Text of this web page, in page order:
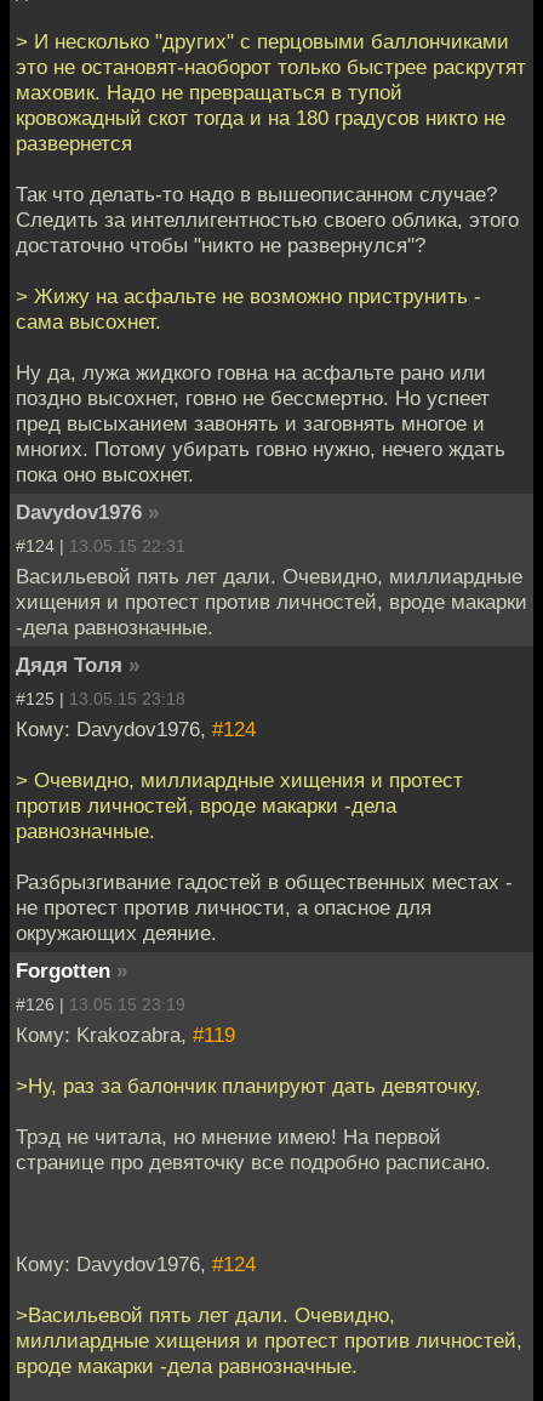
> И несколько "других" с перцовыми баллончиками
это не остановят-наоборот только быстрее раскрутят
маховик. Надо не превращаться в тупой
кровожадный скот тогда и на 180 градусов никто не
развернется
Так что делать-то надо в вышеописанном случае?
Следить за интеллигентностью своего облика, этого
достаточно чтобы "никто не развернулся"?
> Жижу на асфальте не возможно приструнить -
сама высохнет.
Ну да, лужа жидкого говна на асфальте рано или
поздно высохнет, говно не бессмертно. Но успеет
пред высыханием завонять и заговнять многое и
многих. Потому убирать говно нужно, нечего ждать
пока оно высохнет.
Davydov1976 »
#124 | 13.05.15 22:31
Васильевой пять лет дали. Очевидно, миллиардные
хищения и протест против личностей, вроде макарки
-дела равнозначные.
Дядя Толя »
#125 | 13.05.15 23:18
Кому: Davydov1976, #124
> Очевидно, миллиардные хищения и протест
против личностей, вроде макарки -дела
равнозначные.
Разбрызгивание гадостей в общественных местах -
не протест против личности, а опасное для
окружающих деяние.
Forgotten »
#126 | 13.05.15 23:19
Кому: Krakozabra, #119
>Ну, раз за балончик планируют дать девяточку,
Трэд не читала, но мнение имею! На первой
странице про девяточку все подробно расписано.
Кому: Davydov1976, #124
>Васильевой пять лет дали. Очевидно,
миллиардные хищения и протест против личностей,
вроде макарки -дела равнозначные.